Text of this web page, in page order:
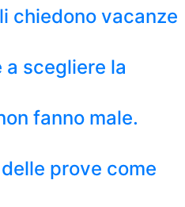
chiedono vacanze
a scegliere la
fanno male.
prove come